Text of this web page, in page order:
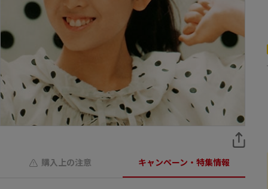
購入上の注意 キャンペーン・特集情報